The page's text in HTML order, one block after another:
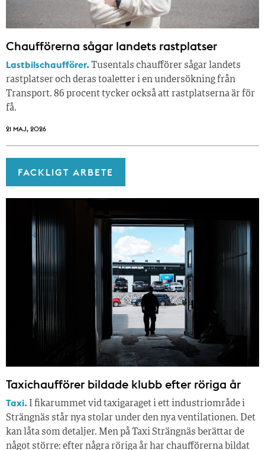
Chaufförerna sågar landets rastplatser
Lastbilschaufförer.Tusentals chaufförer sågar landets
rastplatser och deras toaletter i en undersökning från
Transport. 86 procent tycker också att rastplatserna är för
få.
21 MAJ, 2026
FACKLIGT ARBETE
Taxichaufförer bildade klubb efter röriga år
Taxi. I fikarummet vid taxigaraget i ett industriområde i
Strängnäs står nya stolar under den nya ventilationen. Det
kan låta som detaljer. Men på Taxi Strängnäs berättar de
något större: efter några röriga år har chaufförerna bildat